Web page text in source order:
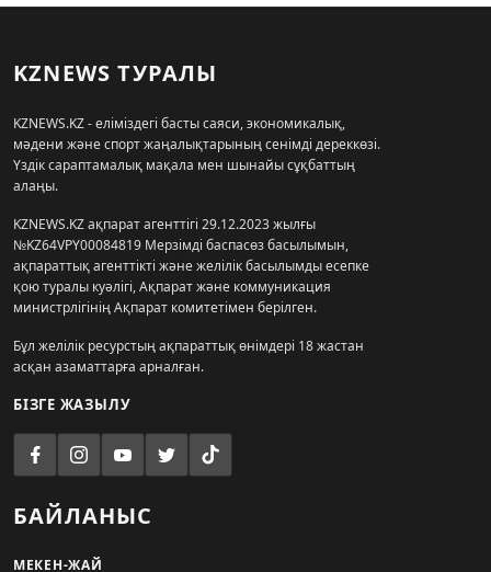
KZNEWS ТУРАЛЫ
KZNEWS.KZ - еліміздегі басты саяси, экономикалық,
мәдени және спорт жаңалықтарының сенімді дереккөзі.
Үздік сараптамалық мақала мен шынайы сұқбаттың
алаңы.
KZNEWS.KZ ақпарат агенттігі 29.12.2023 жылғы
№KZ64VPY00084819 Мерзімді баспасөз басылымын,
ақпараттық агенттікті және желілік басылымды есепке
қою туралы куәлігі, Ақпарат және коммуникация
министрлігінің Ақпарат комитетімен берілген.
Бұл желілік ресурстың ақпараттық өнімдері 18 жастан
асқан азаматтарға арналған.
БІЗГЕ ЖАЗЫЛУ
БАЙЛАНЫС
МЕКЕН-ЖАЙ